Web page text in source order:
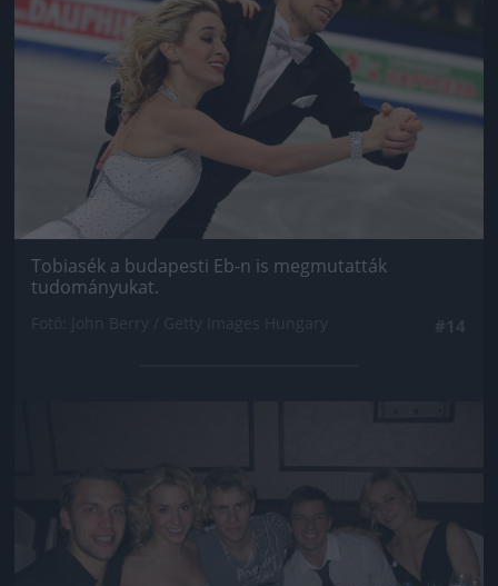
Tobiasék a budapesti Eb-n is megmutatták
tudományukat.